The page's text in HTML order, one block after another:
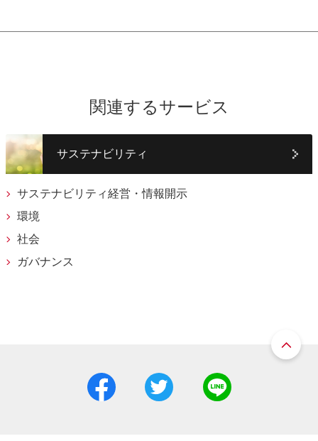
関連するサービス
サステナビリティ
サステナビリティ経営・情報開示
環境
社会
ガバナンス